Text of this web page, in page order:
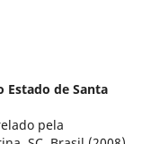
Estado de Santa
pela